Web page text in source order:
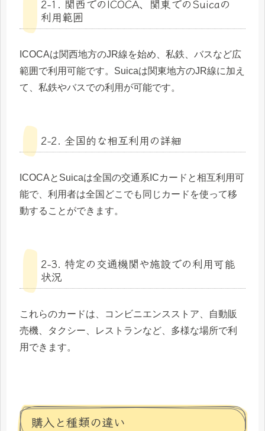
2-1. 関西でのICOCA、関東でのSuicaの
利用範囲
ICOCAは関西地方のJR線を始め、私鉄、バスなど広
範囲で利用可能です。Suicaは関東地方のJR線に加え
て、私鉄やバスでの利用が可能です。
2-2. 全国的な相互利用の詳細
ICOCAとSuicaは全国の交通系ICカードと相互利用可
能で、利用者は全国どこでも同じカードを使って移
動することができます。
2-3. 特定の交通機関や施設での利用可能
状況
これらのカードは、コンビニエンスストア、自動販
売機、タクシー、レストランなど、多様な場所で利
用できます。
購入と種類の違い